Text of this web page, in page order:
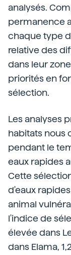
analysés.
permanence
chaque type
relative des
dans leur
priorités en
sélection.
Les analyses
habitats nous
pendant le
eaux rapides
Cette
d'eaux
animal
l'indice de
élevée dans
dans Elama,